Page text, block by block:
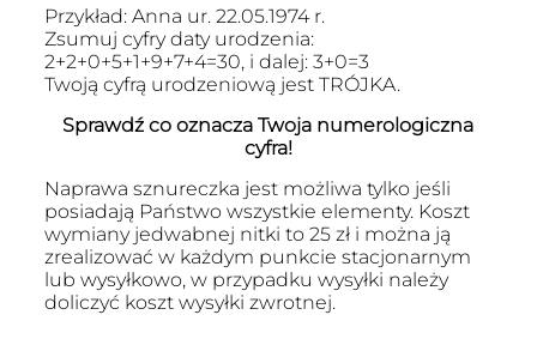
Przykład: Anna ur. 22.05.1974 r.
Zsumuj cyfry daty urodzenia:
2+2+0+5+1+9+7+4=30, i dalej: 3+0=3
Twoją cyfrą urodzeniową jest TRÓJKA.
Sprawdź co oznacza Twoja numerologiczna
cyfra!
Naprawa sznureczka jest możliwa tylko jeśli
posiadają Państwo wszystkie elementy. Koszt
wymiany jedwabnej nitki to 25 zł i można ją
zrealizować w każdym punkcie stacjonarnym
lub wysyłkowo, w przypadku wysyłki należy
doliczyć koszt wysyłki zwrotnej.